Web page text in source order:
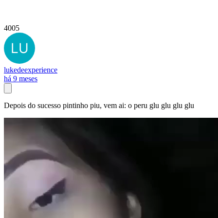
4005
lukedeexperience
há 9 meses
Depois do sucesso pintinho piu, vem ai: o peru glu glu glu glu